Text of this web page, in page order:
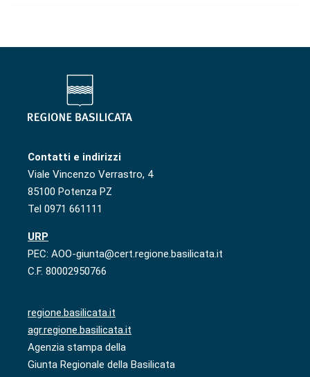
Contatti e indirizzi
Viale Vincenzo Verrastro, 4
85100 Potenza PZ
Tel 0971 661111
URP
PEC: AOO-giunta@cert.regione.basilicata.it
C.F. 80002950766
regione.basilicata.it
agr.regione.basilicata.it
Agenzia stampa della
Giunta Regionale della Basilicata